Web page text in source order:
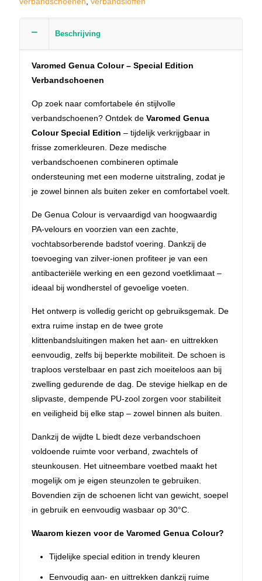
Beschrijving
Varomed Genua Colour – Special Edition
Verbandschoenen
Op zoek naar comfortabele én stijlvolle
verbandschoenen? Ontdek de Varomed Genua
Colour Special Edition – tijdelijk verkrijgbaar in
frisse zomerkleuren. Deze medische
verbandschoenen combineren optimale
ondersteuning met een moderne uitstraling, zodat je
je zowel binnen als buiten zeker en comfortabel voelt.
De Genua Colour is vervaardigd van hoogwaardig
PA-velours en voorzien van een zachte,
vochtabsorberende badstof voering. Dankzij de
toevoeging van zilver-ionen profiteer je van een
antibacteriële werking en een gezond voetklimaat –
ideaal bij wondherstel of gevoelige voeten.
Het ontwerp is volledig gericht op gebruiksgemak. De
extra ruime instap en de twee grote
klittenbandsluitingen maken het aan- en uittrekken
eenvoudig, zelfs bij beperkte mobiliteit. De schoen is
traploos verstelbaar en past zich moeiteloos aan bij
zwelling gedurende de dag. De stevige hielkap en de
slipvaste, dempende PU-zool zorgen voor stabiliteit
en veiligheid bij elke stap – zowel binnen als buiten.
Dankzij de wijdte L biedt deze verbandschoen
voldoende ruimte voor verband, zwachtels of
steunkousen. Het uitneembare voetbed maakt het
mogelijk om je eigen steunzolen te gebruiken.
Bovendien zijn de schoenen licht van gewicht, soepel
in gebruik en eenvoudig wasbaar op 30°C.
Waarom kiezen voor de Varomed Genua Colour?
Tijdelijke special edition in trendy kleuren
Eenvoudig aan- en uittrekken dankzij ruime